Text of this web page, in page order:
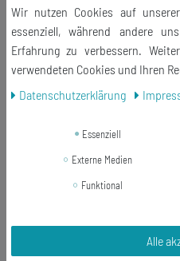
Material Anhänger: Kunstharz
Größe des Anhängers: 33mm
Lieferumfang: 1 Halskette
Wir nutzen Cookies auf
essenziell, während andere
Erfahrung zu verbessern.
verwendeten Cookies und Ihren
Daten­schutz­erklärung
Essenziell
Externe Medien
Funktional
Alle